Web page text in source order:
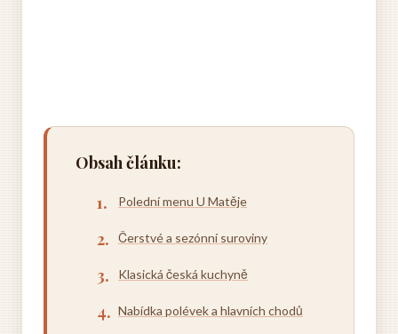
Obsah článku:
Polední menu U Matěje
Čerstvé a sezónní suroviny
Klasická česká kuchyně
Nabídka polévek a hlavních chodů